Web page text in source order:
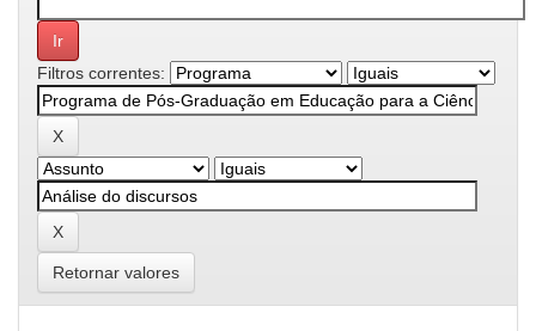
Filtros correntes:
Retornar valores